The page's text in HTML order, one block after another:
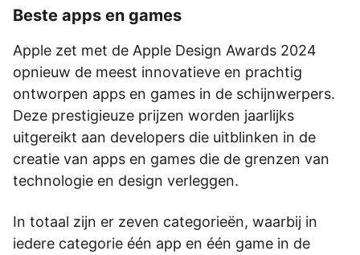
Beste apps en games
Apple zet met de Apple Design Awards 2024
opnieuw de meest innovatieve en prachtig
ontworpen apps en games in de schijnwerpers.
Deze prestigieuze prijzen worden jaarlijks
uitgereikt aan developers die uitblinken in de
creatie van apps en games die de grenzen van
technologie en design verleggen.
In totaal zijn er zeven categorieën, waarbij in
iedere categorie één app en één game in de